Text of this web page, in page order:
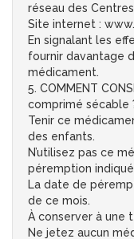
réseau des
Site internet :
En signalant les
fournir davantage
médicament.
5. COMMENT
comprimé sécable
Tenir ce
des enfants.
N’utilisez pas ce
péremption
La date de
de ce mois.
À conserver à une
Ne jetez aucun